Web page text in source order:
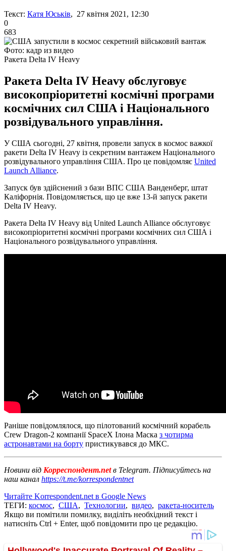
Текст: Катя Юськів, 27 квітня 2021, 12:30
0
683
Фото: кадр из видео
Ракета Delta IV Heavy
Ракета Delta IV Heavy обслуговує
високопріоритетні космічні програми
космічних сил США і Національного
розвідувального управління.
У США сьогодні, 27 квітня, провели запуск в космос важкої
ракети Delta IV Heavy із секретним вантажем Національного
розвідувального управління США. Про це повідомляє United
Launch Alliance.
Запуск був здійснений з бази ВПС США Ванденберг, штат
Каліфорнія. Повідомляється, що це вже 13-й запуск ракети
Delta IV Heavy.
Ракета Delta IV Heavy від United Launch Alliance обслуговує
високопріоритетні космічні програми космічних сил США і
Національного розвідувального управління.
Раніше повідомлялося, що пілотований космічний корабель
Crew Dragon-2 компанії SpaceX Ілона Маска з чотирма
астронавтами на борту пристикувався до МКС.
Новини від Корреспондент.netв Telegram. Підписуйтесь на
наш канал https://t.me/korrespondentnet
Читайте Korrespondent.net в Google News
ТЕГИ: космос, США, Технологии, видео, ракета-носитель
Якщо ви помітили помилку, виділіть необхідний текст і
натисніть Ctrl + Enter, щоб повідомити про це редакцію.